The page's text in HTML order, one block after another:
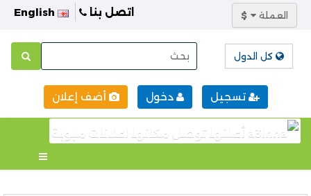
$ العملة اتصل بنا
كل الدول
تسجيل دخول أضف إعلان